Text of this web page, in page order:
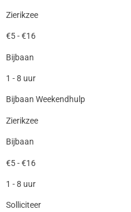
Zierikzee
€5 - €16
Bijbaan
1 - 8 uur
Bijbaan Weekendhulp
Zierikzee
Bijbaan
€5 - €16
1 - 8 uur
Solliciteer